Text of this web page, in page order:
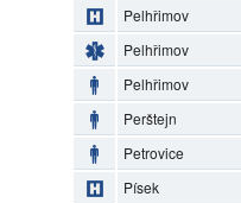
Pelhřimov
Pelhřimov
Pelhřimov
Perštejn
Petrovice
Písek